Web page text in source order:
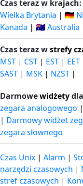
Czas teraz w krajach:
Wielka Brytania | 🇩🇪
Kanada | 🇦🇺 Australia
Czas teraz wstrefy
MST | CST | EST | EET
SAST | MSK | NZST |
Darmowewidżety
zegara analogowego |
| Darmowy widżet
zegara słownego
Czas Unix | Alarm |
narzędzi czasowych |
stref czasowych |